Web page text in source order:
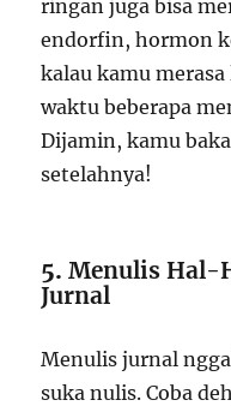
ringan juga bisa
endorfin, hormon
kalau kamu
waktu beberapa
Dijamin, kamu
setelahnya!
5.Menulis Hal-
Jurnal
Menulis jurnal
suka nulis. Coba